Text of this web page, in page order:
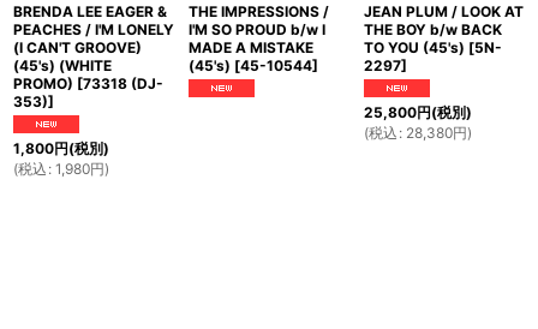
BRENDA LEE EAGER &
PEACHES / I'M LONELY
(I CAN'T GROOVE)
(45's) (WHITE
PROMO) [73318 (DJ-
353)]
1,800円(税別)
(税込 : 1,980円)
THE IMPRESSIONS /
I'M SO PROUD b/w I
MADE A MISTAKE
(45's) [45-10544]
JEAN PLUM / LOOK AT
THE BOY b/w BACK
TO YOU (45's) [5N-
2297]
25,800円(税別)
(税込 : 28,380円)